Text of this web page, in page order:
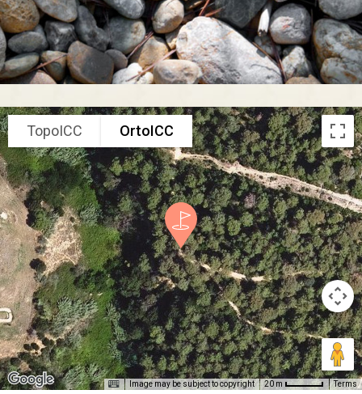
TopoICC OrtoICC
Image may be subject to copyright 20 m Terms